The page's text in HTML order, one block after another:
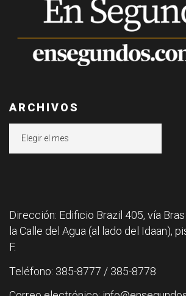
ARCHIVOS
Dirección: Edificio Brazil 405, vía
la Calle del Agua (al lado del Idaan),
F.
Teléfono: 385-8777 / 385-8778